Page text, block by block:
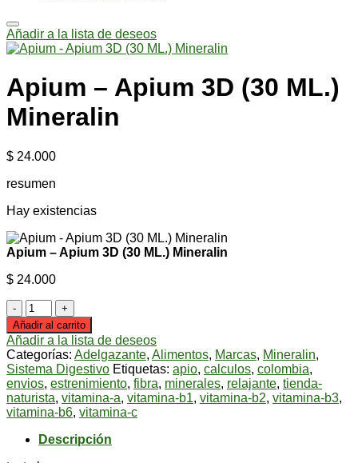
Añadir a la lista de deseos
Apium – Apium 3D (30 ML.)
Mineralin
$ 24.000
resumen
Hay existencias
Apium – Apium 3D (30 ML.) Mineralin
$ 24.000
Apium
-
Apium
3D
(30
ML.)
Mineralin
cantidad
Añadir al carrito
Añadir a la lista de deseos
Categorías: Adelgazante, Alimentos, Marcas, Mineralin,
Sistema Digestivo Etiquetas: apio, calculos, colombia,
envios, estrenimiento, fibra, minerales, relajante, tienda-
naturista, vitamina-a, vitamina-b1, vitamina-b2, vitamina-b3,
vitamina-b6, vitamina-c
Descripción